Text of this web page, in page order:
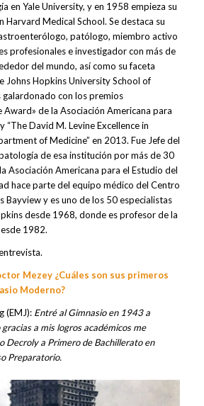
en Yale University, y en 1958 empieza su
Harvard Medical School. Se destaca su
patólogo, miembro activo
profesionales e investigador con más de
del mundo, así como su faceta
Johns Hopkins University School of
galardonado con los premios
Award» de la Asociación Americana para
“The David M. Levine Excellence in
of Medicine” en 2013. Fue Jefe del
de esa institución por más de 30
Asociación Americana para el Estudio del
hace parte del equipo médico del Centro
Bayview y es uno de los 50 especialistas
desde 1968, donde es profesor de la
1982.
Mezey ¿Cuáles son sus primeros
Moderno?
(EMJ): Entré al Gimnasio en 1943 a
a mis logros académicos me
Decroly a Primero de Bachillerato en
Preparatorio.